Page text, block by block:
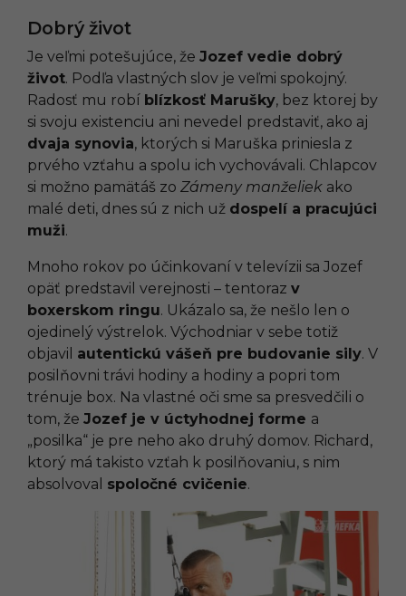
Dobrý život
Je veľmi potešujúce, že Jozef vedie dobrý
život. Podľa vlastných slov je veľmi spokojný.
Radosť mu robí blízkosť Marušky, bez ktorej by
si svoju existenciu ani nevedel predstaviť, ako aj
dvaja synovia, ktorých si Maruška priniesla z
prvého vzťahu a spolu ich vychovávali. Chlapcov
si možno pamätáš zo Zámeny manželiek ako
malé deti, dnes sú z nich už dospelí a pracujúci
muži.
Mnoho rokov po účinkovaní v televízii sa Jozef
opäť predstavil verejnosti – tentoraz v
boxerskom ringu. Ukázalo sa, že nešlo len o
ojedinelý výstrelok. Východniar v sebe totiž
objavil autentickú vášeň pre budovanie sily. V
posilňovni trávi hodiny a hodiny a popri tom
trénuje box. Na vlastné oči sme sa presvedčili o
tom, že Jozef je v úctyhodnej forme a
„posilka“ je pre neho ako druhý domov. Richard,
ktorý má takisto vzťah k posilňovaniu, s nim
absolvoval spoločné cvičenie.